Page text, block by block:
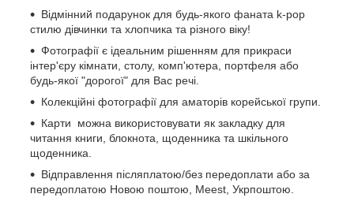
Відмінний подарунок для будь-якого фаната k-pop
стилю дівчинки та хлопчика та різного віку!
Фотографії є ідеальним рішенням для прикраси
інтер'єру кімнати, столу, комп'ютера, портфеля або
будь-якої "дорогої" для Вас речі.
Колекційні фотографії для аматорів корейської групи.
Карти можна використовувати як закладку для
читання книги, блокнота, щоденника та шкільного
щоденника.
Відправлення післяплатою/без передоплати або за
передоплатою Новою поштою, Meest, Укрпоштою.